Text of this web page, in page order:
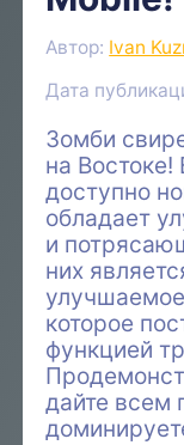
Автор: Ivan
Дата
Зомби
на Востоке!
доступно
обладает
и
них
которое
функцией
дайте всем